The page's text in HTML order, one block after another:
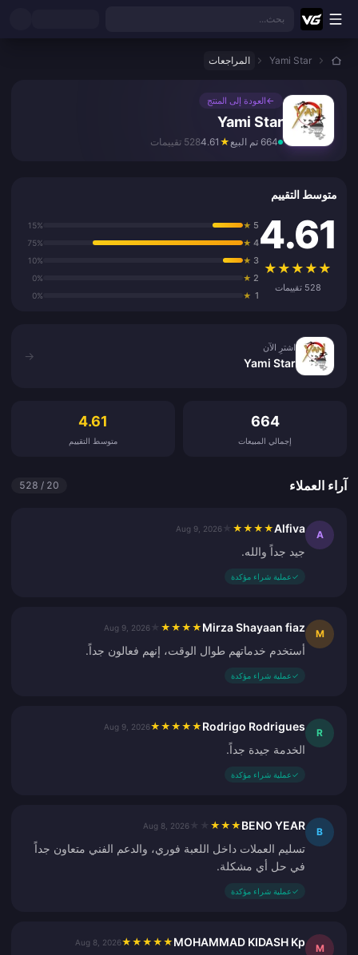
انتقل إلى المحتوى الرئيسي
بحث...
Yami Star المراجعات
←العودة إلى المنتج
Yami Star
664 تم البيع ★
4.61528 تقييمات
متوسط التقييم
4.61
★
★
★
★
★
528 تقييمات
5
★
15%
4
★
75%
3
★
10%
2
★
0%
1
★
0%
اشترِ الآن
Yami Star
→
664
إجمالي المبيعات
4.61
متوسط التقييم
آراء العملاء 20 / 528
A
Alfiva
★
★
★
★
Aug 9, 2026
جيد جداً والله.
✓عملية شراء مؤكدة
M
Mirza Shayaan fiaz
★
★
★
★
Aug 9, 2026
أستخدم خدماتهم طوال الوقت، إنهم فعالون جداً.
✓عملية شراء مؤكدة
R
Rodrigo Rodrigues
★
★
★
★
★
Aug 9, 2026
الخدمة جيدة جداً.
✓عملية شراء مؤكدة
B
BENO YEAR
★
★
★
Aug 8, 2026
تسليم العملات داخل اللعبة فوري، والدعم الفني متعاون جداً
في حل أي مشكلة.
✓عملية شراء مؤكدة
M
MOHAMMAD KIDASH Kp
★
★
★
★
★
Aug 8, 2026